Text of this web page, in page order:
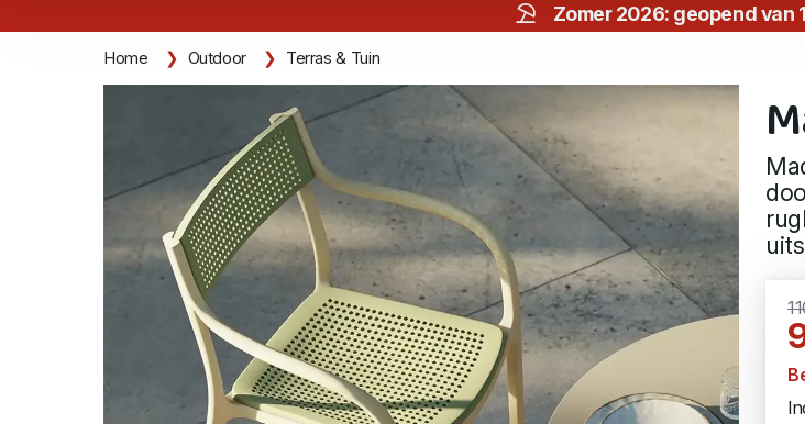
Zomer 2026: geopend van
Home Outdoor Terras & Tuin